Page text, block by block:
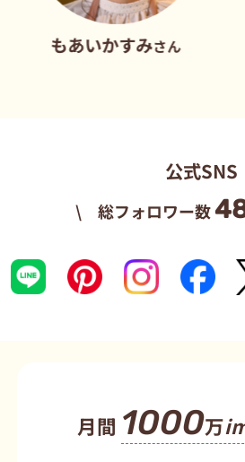
あいかすみさん
公式SNS
\ 総フォロワー数
月間 1000万